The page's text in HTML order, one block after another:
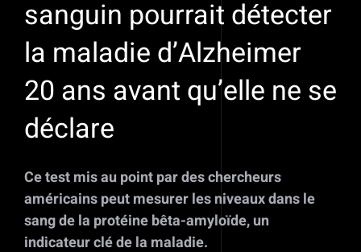
sanguin pourrait détecter
la maladie d’Alzheimer
20 ans avant qu’elle ne se
déclare
Ce test mis au point par des chercheurs
américains peut mesurer les niveaux dans le
sang de la protéine bêta-amyloïde, un
indicateur clé de la maladie.